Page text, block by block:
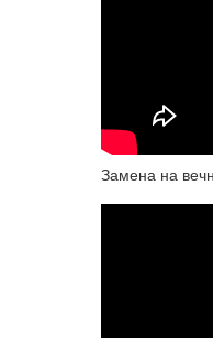
Замена на